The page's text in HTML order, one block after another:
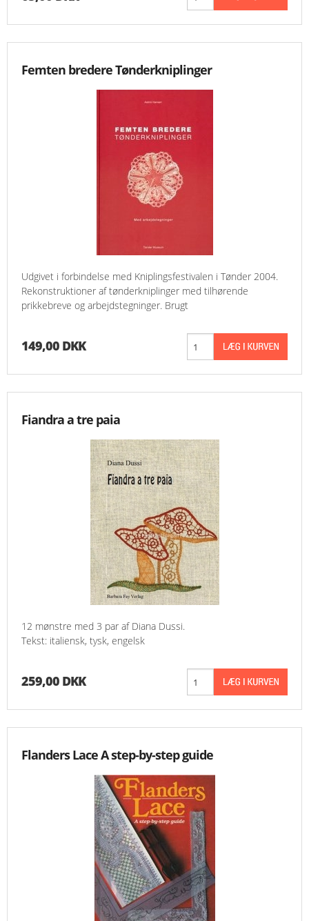
Femten bredere Tønderkniplinger
Udgivet i forbindelse med Kniplingsfestivalen i Tønder 2004.
Rekonstruktioner af tønderkniplinger med tilhørende
prikkebreve og arbejdstegninger. Brugt
149,00 DKK
Fiandra a tre paia
12 mønstre med 3 par af Diana Dussi.
Tekst: italiensk, tysk, engelsk
259,00 DKK
Flanders Lace A step-by-step guide